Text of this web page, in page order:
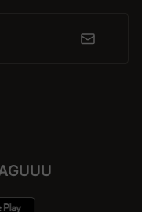
択です。「高級ブランド
CAGUUUなら解決できま
ネートを提案します。さ
、購入前も購入後も安心
はなく、あなたの理想の